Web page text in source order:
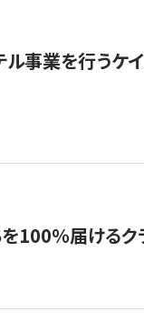
ル事業を行う
100％届ける